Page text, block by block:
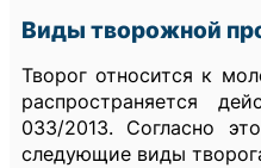
Виды творожной
Творог относится к
распространяется
033/2013. Согласно
следующие виды